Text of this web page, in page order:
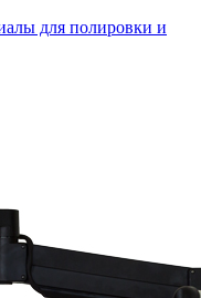
для полировки и